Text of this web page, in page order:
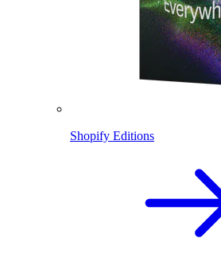
Shopify Editions